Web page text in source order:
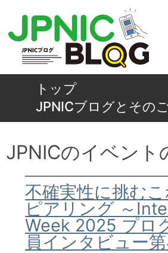
トップ
JPNICブログとその
JPNICのイベント
不確実性に挑む
ピアリング ～
Week 2025 プロ
員インタビュー